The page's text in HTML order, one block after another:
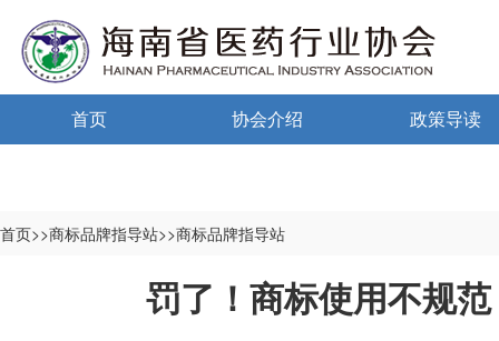
首页 协会介绍
自律宣言
政策导读
中小微海南政
首页>>商标品牌指导站>>商标品牌指导站
罚了！商标使用不规